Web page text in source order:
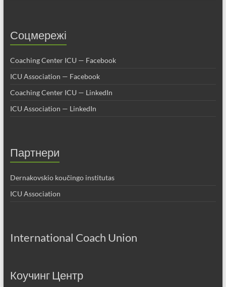
Соцмережі
Coaching Center ICU — Facebook
ICU Association — Facebook
Coaching Center ICU — LinkedIn
ICU Association — LinkedIn
Партнери
Dernakovskio koučingo institutas
ICU Association
International Coach Union
Коучинг Центр